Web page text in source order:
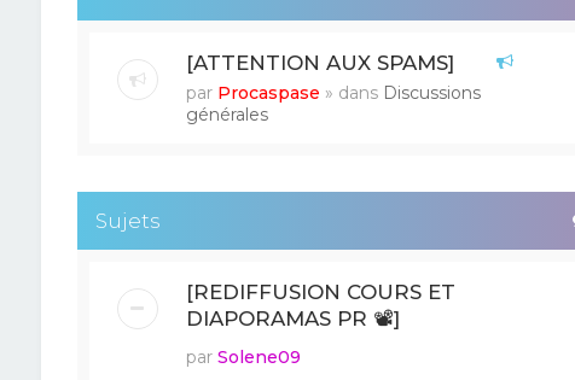
[ATTENTION AUX SPAMS]
par Procaspase » dans Discussions
générales
Sujets
[REDIFFUSION COURS ET
DIAPORAMAS PR 📽]
par Solene09